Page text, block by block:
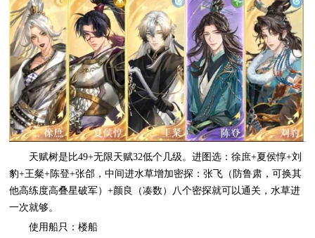
天赋树是比49+无限天赋32低个几级。进图选：徐庶+夏侯惇+刘
豹+王粲+陈登+张郃，中间进水草增加密探：张飞（防鲁肃，可换其
他高练度高叠星破军）+颜良（凑数）八个密探就可以通关，水草进
一次就够。
使用船只：楼船